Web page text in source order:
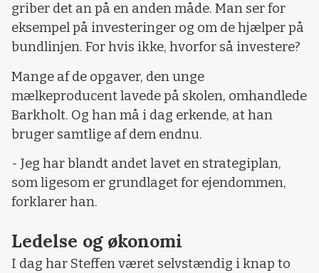
griber det an på en anden måde. Man ser for
eksempel på investeringer og om de hjælper på
bundlinjen. For hvis ikke, hvorfor så investere?
Mange af de opgaver, den unge
mælkeproducent lavede på skolen, omhandlede
Barkholt. Og han må i dag erkende, at han
bruger samtlige af dem endnu.
- Jeg har blandt andet lavet en strategiplan,
som ligesom er grundlaget for ejendommen,
forklarer han.
Ledelse og økonomi
I dag har Steffen været selvstændig i knap to